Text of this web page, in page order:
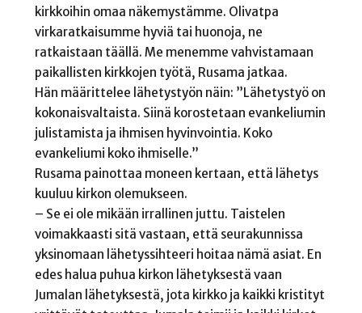
kirkkoihin omaa näkemystämme. Olivatpa
virkaratkaisumme hyviä tai huonoja, ne
ratkaistaan täällä. Me menemme vahvistamaan
paikallisten kirkkojen työtä, Rusama jatkaa.
Hän määrittelee lähetystyön näin: ”Lähetystyö on
kokonaisvaltaista. Siinä korostetaan evankeliumin
julistamista ja ihmisen hyvinvointia. Koko
evankeliumi koko ihmiselle.”
Rusama painottaa moneen kertaan, että lähetys
kuuluu kirkon olemukseen.
– Se ei ole mikään irrallinen juttu. Taistelen
voimakkaasti sitä vastaan, että seurakunnissa
yksinomaan lähetyssihteeri hoitaa nämä asiat. En
edes halua puhua kirkon lähetyksestä vaan
Jumalan lähetyksestä, jota kirkko ja kaikki kristityt